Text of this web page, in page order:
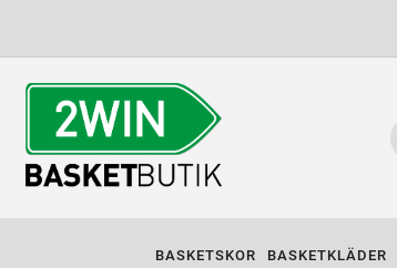
BASKETSKOR BASKETKLÄDER